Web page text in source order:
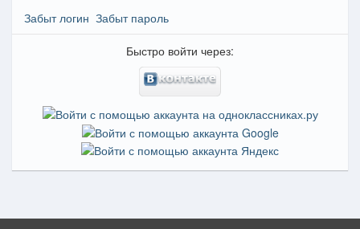
Забыт логин Забыт пароль
Быстро войти через: